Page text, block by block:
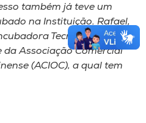
também já teve um
na Instituição. Rafael,
Tecnológica de
Associação Comercial
(ACIOC), a qual tem